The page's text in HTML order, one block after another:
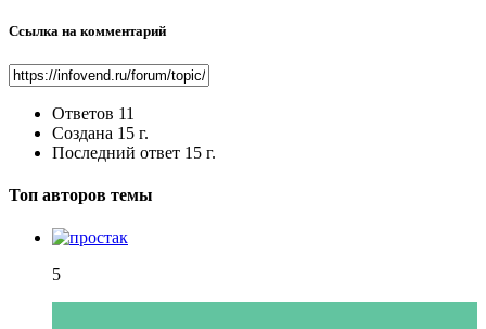
Ссылка на комментарий
Ответов 11
Создана 15 г.
Последний ответ 15 г.
Топ авторов темы
5